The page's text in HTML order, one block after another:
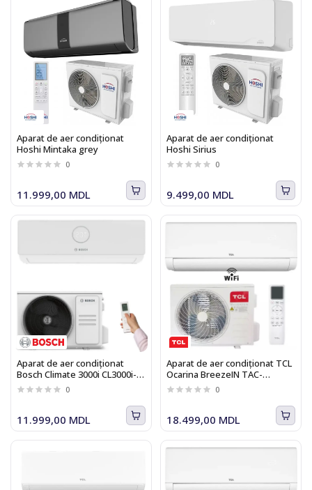
Aparat de aer condiționat
Hoshi Mintaka grey
0
11.999,00 MDL
Aparat de aer condiționat
Hoshi Sirius
0
9.499,00 MDL
Aparat de aer condiționat
Bosch Climate 3000i CL3000i-
Set 35 WE inverter, 12000 BTU,
A++/A+++, Functie Incalzire,
0
11.999,00 MDL
Aparat de aer condiționat TCL
Ocarina BreezeIN TAC-
24CHSD/UG11V3AHB Heat
Pump Inverter WI-FI
0
18.499,00 MDL